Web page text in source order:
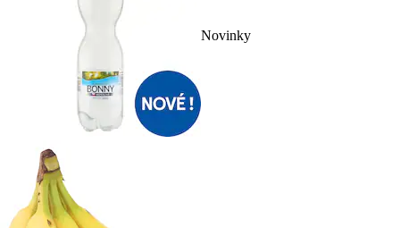
Novinky